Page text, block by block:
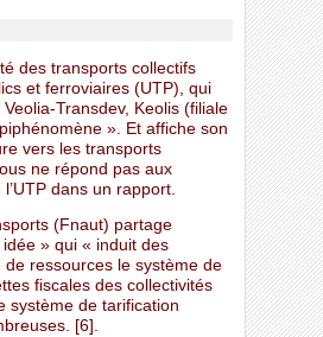
des transports collectifs
et ferroviaires (UTP), qui
Transdev, Keolis (filiale
». Et affiche son
vers les transports
ne répond pas aux
dans un rapport.
(Fnaut) partage
» qui « induit des
ressources le système de
fiscales des collectivités
système de tarification
[6].